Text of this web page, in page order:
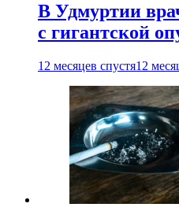
В Удмуртии
с гигантской
12 месяцев спустя12